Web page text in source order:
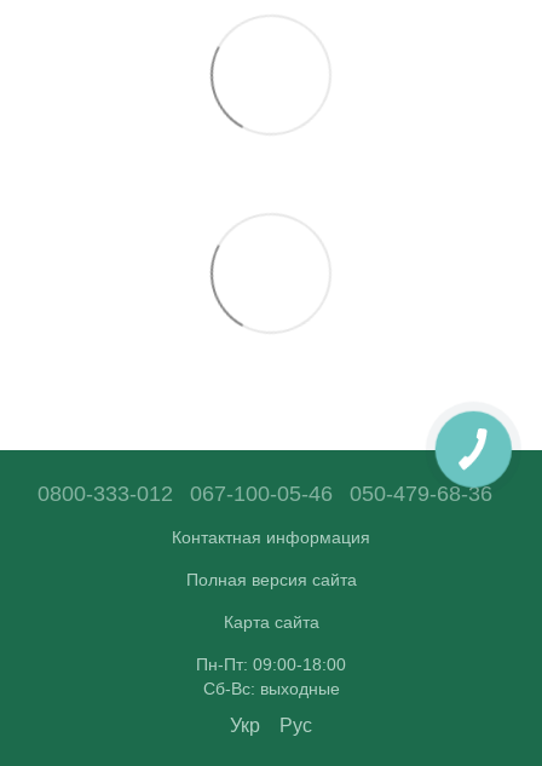
0800-333-012 067-100-05-46 050-479-68-36
Контактная информация
Полная версия сайта
Карта сайта
Пн-Пт: 09:00-18:00
Сб-Вс: выходные
Укр Рус